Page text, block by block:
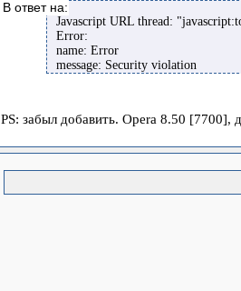
В ответ на:
Javascript URL thread:
Error:
name: Error
message: Security violation
PS: забыл добавить. Opera 8.50 [7700],